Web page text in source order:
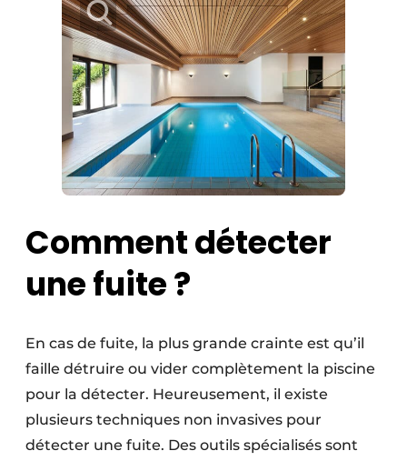
Comment détecter
une fuite ?
En cas de fuite, la plus grande crainte est qu’il
faille détruire ou vider complètement la piscine
pour la détecter. Heureusement, il existe
plusieurs techniques non invasives pour
détecter une fuite. Des outils spécialisés sont